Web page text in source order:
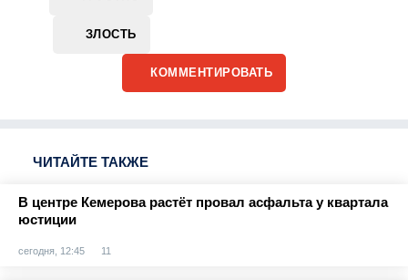
ЗЛОСТЬ
КОММЕНТИРОВАТЬ
ЧИТАЙТЕ ТАКЖЕ
В центре Кемерова растёт провал асфальта у квартала
юстиции
сегодня, 12:45 11